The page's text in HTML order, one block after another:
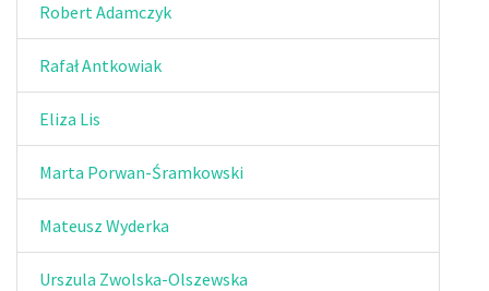
Robert Adamczyk
Rafał Antkowiak
Eliza Lis
Marta Porwan-Śramkowski
Mateusz Wyderka
Urszula Zwolska-Olszewska